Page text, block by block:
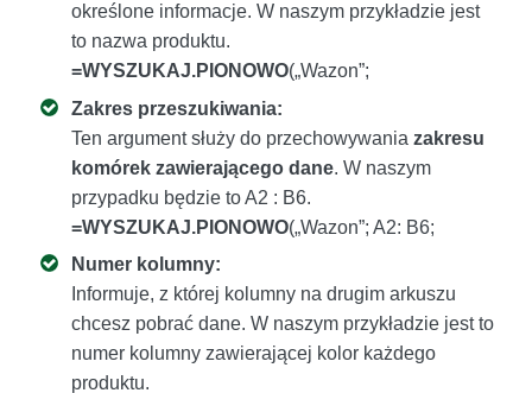
określone informacje. W naszym przykładzie jest
to nazwa produktu.
=WYSZUKAJ.PIONOWO(„Wazon”;
Zakres przeszukiwania:
Ten argument służy do przechowywania zakresu
komórek zawierającego dane. W naszym
przypadku będzie to A2 : B6.
=WYSZUKAJ.PIONOWO(„Wazon”; A2: B6;
Numer kolumny:
Informuje, z której kolumny na drugim arkuszu
chcesz pobrać dane. W naszym przykładzie jest to
numer kolumny zawierającej kolor każdego
produktu.